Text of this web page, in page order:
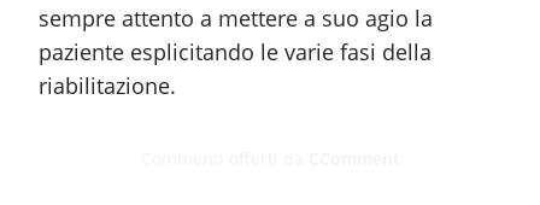
sempre attento a mettere a suo agio la
paziente esplicitando le varie fasi della
riabilitazione.